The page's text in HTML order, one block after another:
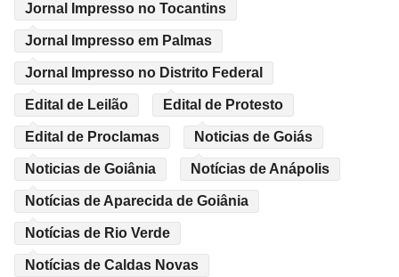
Jornal Impresso no Tocantins
Jornal Impresso em Palmas
Jornal Impresso no Distrito Federal
Edital de Leilão Edital de Protesto
Edital de Proclamas Noticias de Goiás
Noticias de Goiânia Notícias de Anápolis
Notícias de Aparecida de Goiânia
Notícias de Rio Verde
Notícias de Caldas Novas